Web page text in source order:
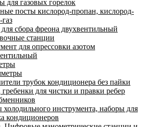
для газовых горелок
посты кислород-пропан, кислород-
сбора фреона двухвентильный
станции
для опрессовки азотом
трубок кондиционера без пайки
для чистки и правки ребер
инструмента, наборы для
кондиционеров